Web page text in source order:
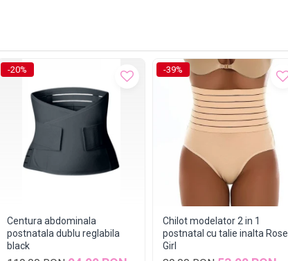
-20%
Centura abdominala
postnatala dublu reglabila
black
-39%
Chilot modelator 2 in 1
postnatal cu talie inalta Rose
Girl